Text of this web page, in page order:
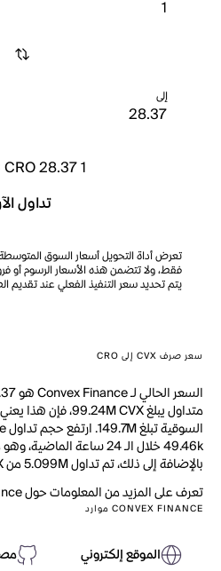
إلى
1
CRO 28.37
تداول
تعرض أداة التحويل أسعار السوق
فقط، ولا تتضمن هذه الأسعار الرسوم أو
يتم تحديد سعر التنفيذ الفعلي عند تقديم
سعر صرف CVX إلى CRO
بالإضافة إلى ذلك، تم تداول 5.099M من CVX خلال اليوم الماضي.
تعرف على المزيد من المعلومات حول Convex Finance هنا.
CONVEX FINANCE موارد
الموقع إلكتروني